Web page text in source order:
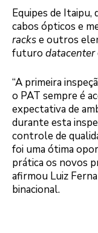
Equipes de
cabos ópticos e
rackse outros
futuro datacenter
“A primeira
o PAT sempre é
expectativa de
durante esta
controle de
foi uma ótima
prática os novos
afirmou Luiz
binacional.